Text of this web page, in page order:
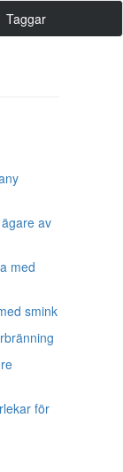
Taggar
av
med
smink
för